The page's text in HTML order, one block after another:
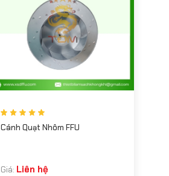
Cánh Quạt Nhôm FFU
Giá: Liên hệ